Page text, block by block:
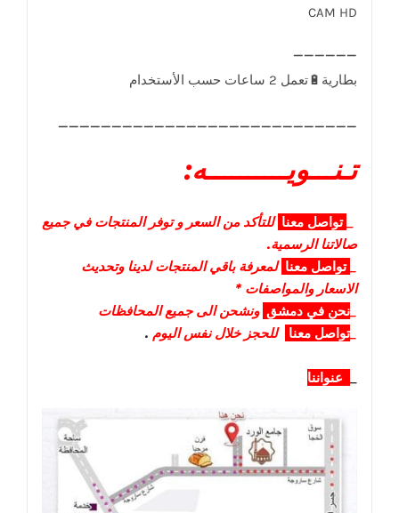
CAM HD
____________________________
تـنـــويــــــــــه:
تواصل معنا للتأكد من السعر و توفر المنتجات في جميع
صالاتنا الرسمية.
تواصل معنا لمعرفة باقي المنتجات لدينا وتحديث
الاسعار والمواصفات *
نحن في دمشق ونشحن الى جميع المحافظات
تواصل معنا للحجز خلال نفس اليوم .
عنواننا